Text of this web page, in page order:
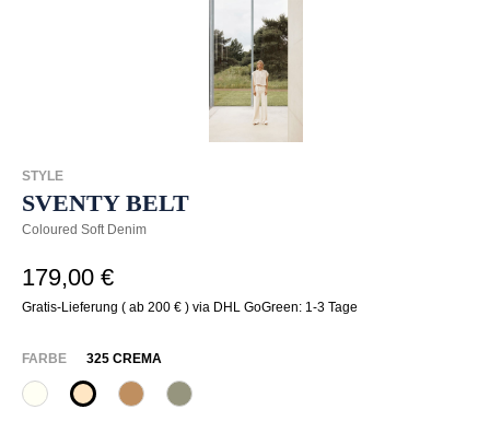
STYLE
SVENTY BELT
Coloured Soft Denim
179,00 €
Gratis-Lieferung ( ab 200 € ) via DHL GoGreen: 1-3 Tage
FARBEAUSWÄHLEN
325 CREMA
120 Natur
(Diese Option ist zurzeit nicht verfügbar.)
325 Crema375 Warm Taupe
742 Aloe Vera